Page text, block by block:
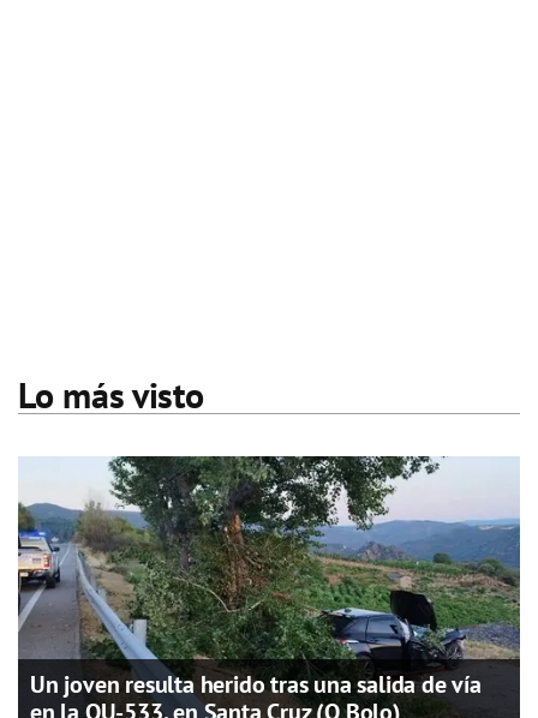
Lo más visto
Un joven resulta herido tras una salida de vía